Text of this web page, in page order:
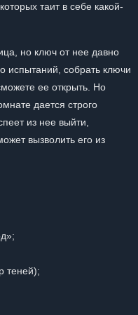
таит в себе какой-
но ключ от нее давно
испытаний, собрать ключи
ее открыть. Но
дается строго
из нее выйти,
вызволить его из
теней);